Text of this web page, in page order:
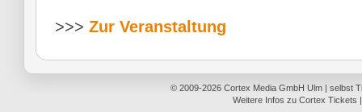
>>> Zur Veranstaltung
© 2009-2026 Cortex Media GmbH Ulm | selbst
Weitere Infos zu Cortex Tickets